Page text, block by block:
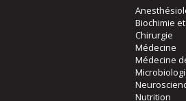
Biochimie
Chirurgie
Médecine
Médecine
Nutrition